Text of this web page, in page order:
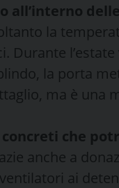
all’interno
la
Durante
la porta
ma è una
che
anche a
ai